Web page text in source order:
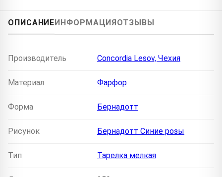
ОПИСАНИЕИНФОРМАЦИЯОТЗЫВЫ
Производитель Concordia Lesov, Чехия
Материал Фарфор
Форма Бернадотт
Рисунок Бернадотт Синие розы
Тип Тарелка мелкая